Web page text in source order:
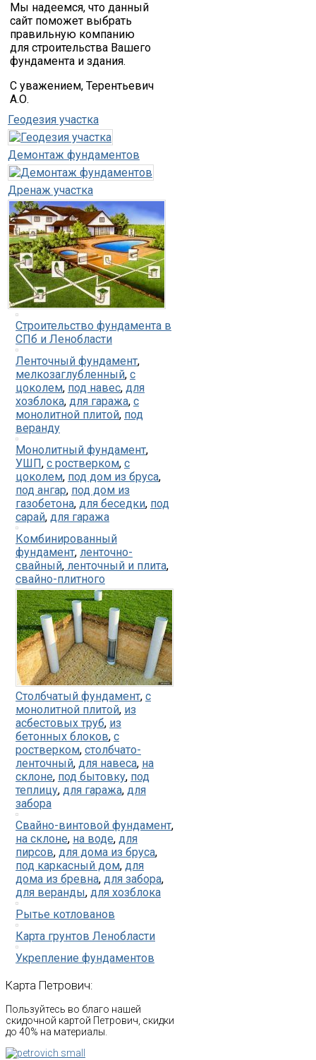
Мы надеемся, что данный
сайт поможет выбрать
правильную компанию
для строительства Вашего
фундамента и здания.
С уважением, Терентьевич
А.О.
Геодезия участка
Демонтаж фундаментов
Дренаж участка
Строительство фундамента в
СПб и Ленобласти
Ленточный фундамент,
мелкозаглубленный, с
цоколем, под навес, для
хозблока, для гаража, с
монолитной плитой, под
веранду
Монолитный фундамент,
УШП, с ростверком, с
цоколем, под дом из бруса,
под ангар, под дом из
газобетона, для беседки, под
сарай, для гаража
Комбинированный
фундамент, ленточно-
свайный, ленточный и плита,
свайно-плитного
Столбчатый фундамент, с
монолитной плитой, из
асбестовых труб, из
бетонных блоков, с
ростверком, столбчато-
ленточный, для навеса, на
склоне, под бытовку, под
теплицу, для гаража, для
забора
Свайно-винтовой фундамент,
на склоне, на воде, для
пирсов, для дома из бруса,
под каркасный дом, для
дома из бревна, для забора,
для веранды, для хозблока
Рытье котлованов
Карта грунтов Ленобласти
Укрепление фундаментов
Карта Петрович:
Пользуйтесь во благо нашей
скидочной картой Петрович, скидки
до 40% на материалы.